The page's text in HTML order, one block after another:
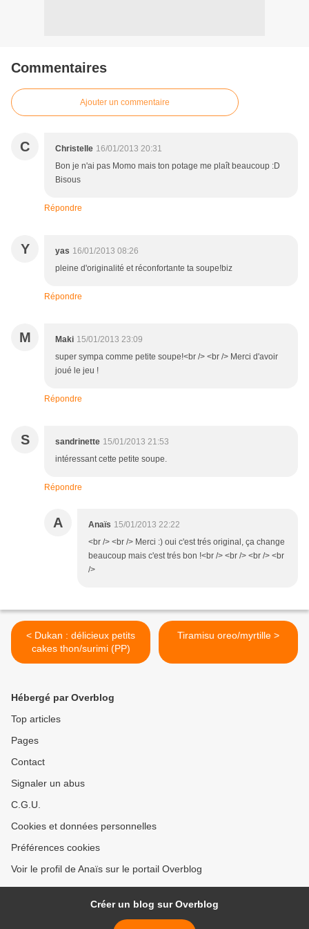
Commentaires
Ajouter un commentaire
C Christelle 16/01/2013 20:31
Bon je n'ai pas Momo mais ton potage me plaît beaucoup :D
Bisous
Répondre
Y yas 16/01/2013 08:26
pleine d'originalité et réconfortante ta soupe!biz
Répondre
M Maki 15/01/2013 23:09
super sympa comme petite soupe!<br /> <br /> Merci d'avoir
joué le jeu !
Répondre
S sandrinette 15/01/2013 21:53
intéressant cette petite soupe.
Répondre
A Anaïs 15/01/2013 22:22
<br /> <br /> Merci :) oui c'est trés original, ça change
beaucoup mais c'est trés bon !<br /> <br /> <br /> <br
/>
< Dukan : délicieux petits
cakes thon/surimi (PP)
Tiramisu oreo/myrtille >
Hébergé par Overblog
Top articles
Pages
Contact
Signaler un abus
C.G.U.
Cookies et données personnelles
Préférences cookies
Voir le profil de Anaïs sur le portail Overblog
Créer un blog sur Overblog